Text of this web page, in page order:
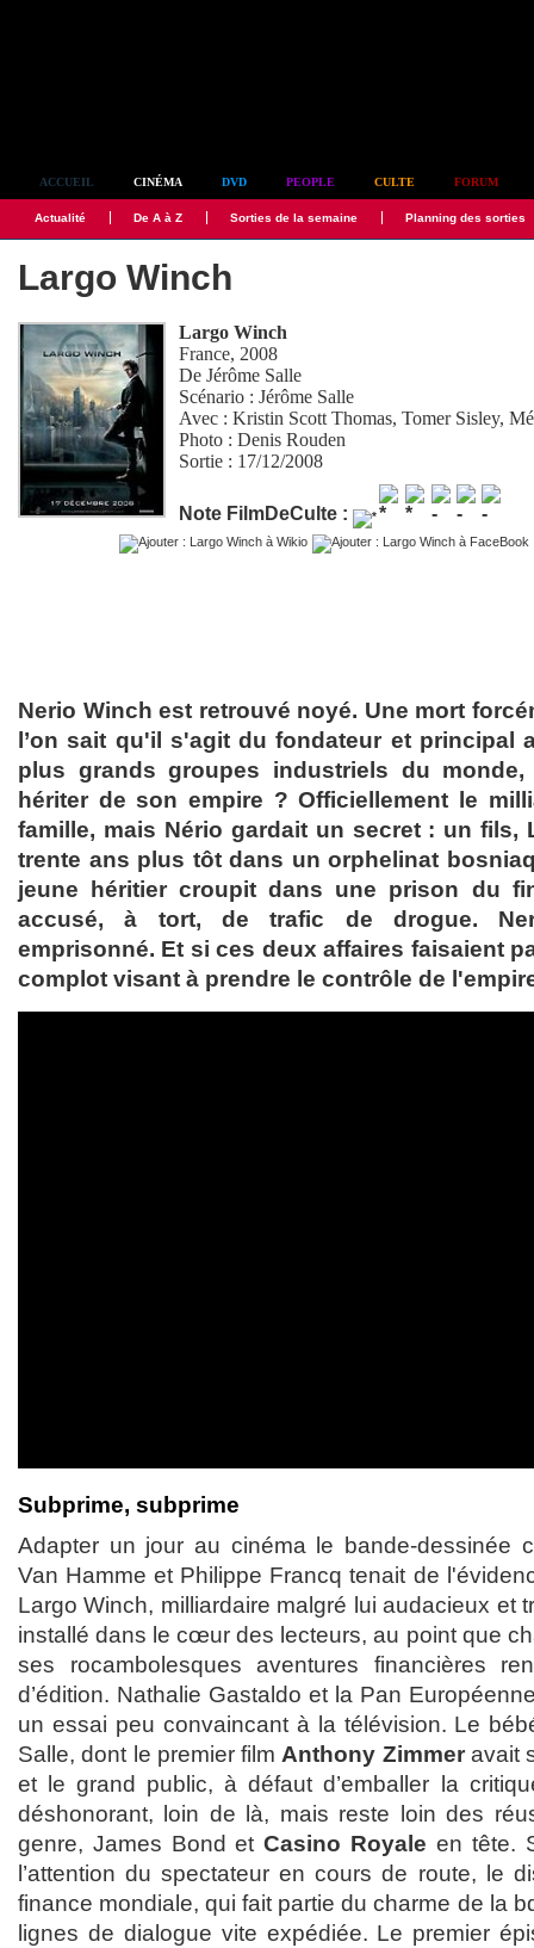
ACCUEIL CINÉMA DVD PEOPLE CULTE FORUM
Actualité De A à Z Sorties de la semaine Planning des sorties
Largo Winch
Largo Winch
France, 2008
DeJérôme Salle
Scénario :Jérôme Salle
Avec :Kristin Scott Thomas,Tomer Sisley,
Photo :Denis Rouden
Sortie : 17/12/2008
Note FilmDeCulte :
Nerio Winch est retrouvé noyé. Une mort
l’on sait qu'il s'agit du fondateur et principal
plus grands groupes industriels du
hériter de son empire ? Officiellement le
famille, mais Nério gardait un secret : un fils,
trente ans plus tôt dans un orphelinat
jeune héritier croupit dans une prison du
accusé, à tort, de trafic de drogue.
emprisonné. Et si ces deux affaires faisaient
complot visant à prendre le contrôle de
Subprime, subprime
Adapter un jour au cinéma le bande-dessinée
Van Hamme et Philippe Francq tenait de
Largo Winch, milliardaire malgré lui audacieux et
installé dans le cœur des lecteurs, au point que
ses rocambolesques aventures financières
d’édition. Nathalie Gastaldo et la Pan
un essai peu convaincant à la télévision. Le
Salle, dont le premier film Anthony Zimmeravait
et le grand public, à défaut d’emballer la
déshonorant, loin de là, mais reste loin des
genre, James Bond etCasino Royale en tête.
l’attention du spectateur en cours de route, le
finance mondiale, qui fait partie du charme de la
lignes de dialogue vite expédiée. Le premier